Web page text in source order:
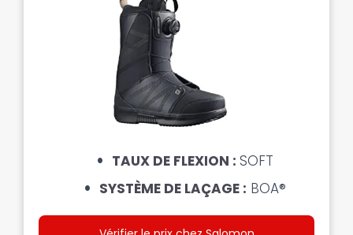
TAUX DE FLEXION : SOFT
SYSTÈME DE LAÇAGE : BOA®